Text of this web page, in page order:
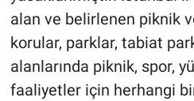
alan ve belirlenen piknik
korular, parklar, tabiat
alanlarında piknik, spor,
faaliyetler için herhangi